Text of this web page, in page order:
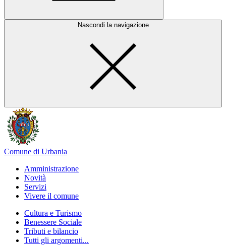
Nascondi la navigazione
Comune di Urbania
Amministrazione
Novità
Servizi
Vivere il comune
Cultura e Turismo
Benessere Sociale
Tributi e bilancio
Tutti gli argomenti...